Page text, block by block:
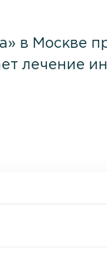
в Москве
лечение